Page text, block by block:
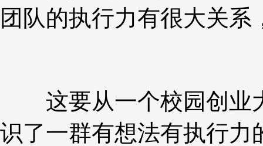
团队的执行力有很大关
这要从一个校园创业
识了一群有想法有执行力